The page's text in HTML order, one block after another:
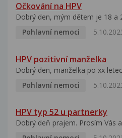
Očkování na HPV
Dobrý den, mým dětem je 18 a
Pohlavní nemoci
HPV pozitivní manželka
Dobrý den, manželka po xx
Pohlavní nemoci
HPV typ 52 u partnerky
Dobrý deň prajem. Prosím Vás